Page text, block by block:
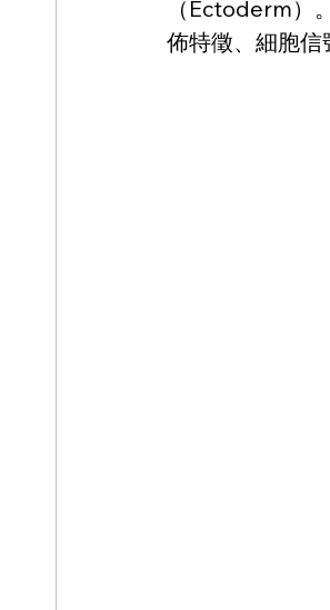
（Ectoderm）
佈特徵、細胞信